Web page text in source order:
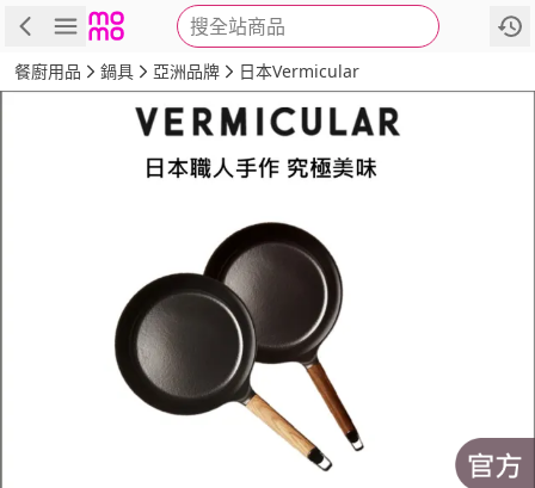
搜全站商品
商品 評價 詳情
餐廚用品 鍋具 亞洲品牌 日本Vermicular